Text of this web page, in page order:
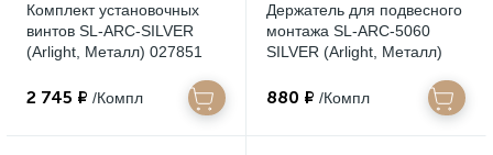
Комплект установочных
винтов SL-ARC-SILVER
(Arlight, Металл) 027851
2 745 ₽ /Компл
Держатель для подвесного
монтажа SL-ARC-5060
SILVER (Arlight, Металл)
880 ₽ /Компл